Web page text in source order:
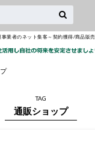
事業者のネット集客～契約獲得/商品販売
TAG
通販ショップ